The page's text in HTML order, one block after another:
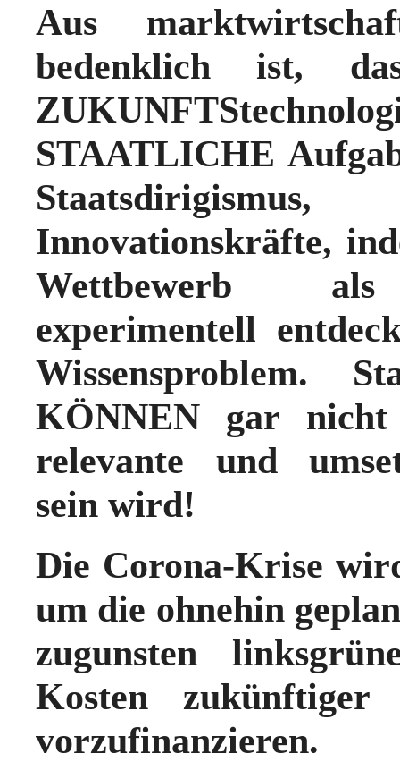
Aus
bedenklich ist,
STAATLICHE
Innovationskräfte,
Wettbewerb als
experimentell
Wissensproblem.
KÖNNEN gar nicht
relevante und
sein wird!
Die Corona-Krise
um die ohnehin
zugunsten
Kosten zukünftiger
vorzufinanzieren.